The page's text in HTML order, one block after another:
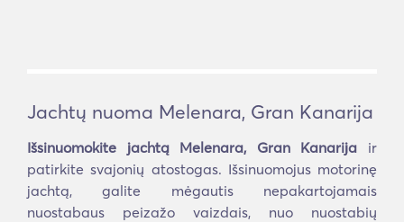
Jachtų nuoma Melenara, Gran Kanarija
Išsinuomokite jachtą Melenara, Gran Kanarija ir
patirkite svajonių atostogas. Išsinuomojus motorinę
jachtą, galite mėgautis nepakartojamais
nuostabaus peizažo vaizdais, nuo nuostabių